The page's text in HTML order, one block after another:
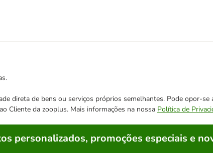
direta de bens ou serviços próprios semelhantes. Pode opor-
Cliente da zooplus. Mais informações na nossa Política de
personalizados, promoções especiais e